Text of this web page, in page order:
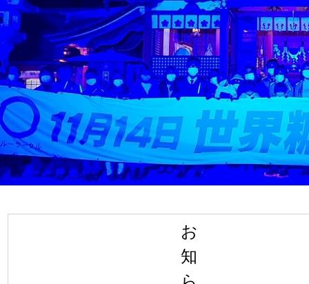
お
知